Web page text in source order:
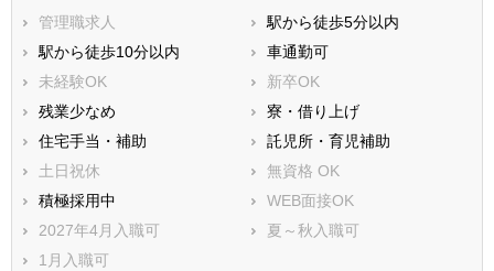
遠賀郡芦屋町
遠賀郡水巻町
遠賀郡岡垣町
遠賀郡遠賀町
鞍手郡鞍手町
嘉穂郡桂川町
朝倉郡筑前町
朝倉郡東峰村
三井郡大刀洗町
三潴郡大木町
田川郡香春町
田川郡添田町
田川郡糸田町
田川郡川崎町
田川郡大任町
管理職求人
駅から徒歩5分以内
駅から徒歩10分以内
車通勤可
未経験OK
新卒OK
残業少なめ
寮・借り上げ
住宅手当・補助
託児所・育児補助
土日祝休
無資格 OK
積極採用中
WEB面接OK
2027年4月入職可
夏～秋入職可
1月入職可